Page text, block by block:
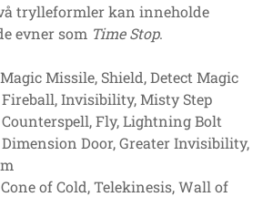
trylleformler kan inneholde
evner som Time Stop.
Missile, Shield, Detect Magic
Invisibility, Misty Step
Fly, Lightning Bolt
Door, Greater Invisibility,
of Cold, Telekinesis, Wall of